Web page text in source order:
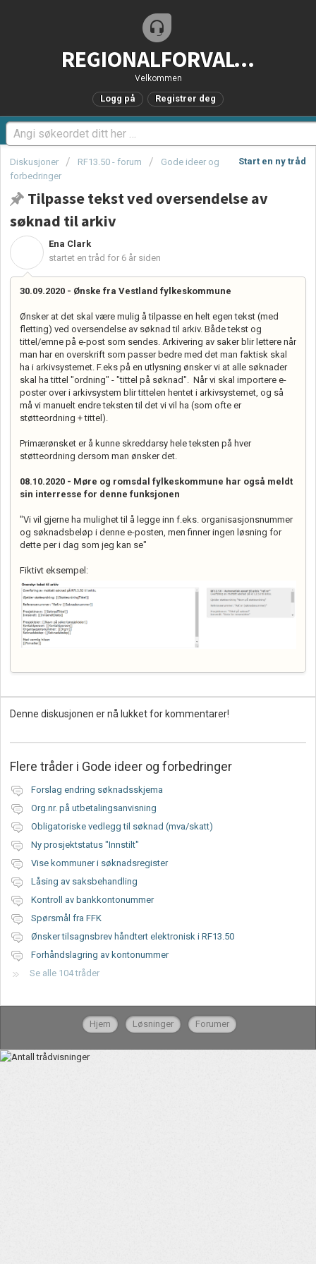
REGIONALFORVALTNING.no - Brukerstøtteportal
Velkommen
Logg på Registrer deg
Start en ny tråd
Diskusjoner RF13.50 - forum
Gode ideer og
forbedringer
Tilpasse tekst ved oversendelse av
søknad til arkiv
Ena Clark
startet en tråd for 6 år siden
30.09.2020 - Ønske fra Vestland fylkeskommune
Ønsker at det skal være mulig å tilpasse en helt egen tekst (med
fletting) ved oversendelse av søknad til arkiv. Både tekst og
tittel/emne på e-post som sendes. Arkivering av saker blir lettere når
man har en overskrift som passer bedre med det man faktisk skal
ha i arkivsystemet. F.eks på en utlysning ønsker vi at alle søknader
skal ha tittel "ordning" - "tittel på søknad". Når vi skal importere e-
poster over i arkivsystem blir tittelen hentet i arkivsystemet, og så
må vi manuelt endre teksten til det vi vil ha (som ofte er
støtteordning + tittel).
Primærønsket er å kunne skreddarsy hele teksten på hver
støtteordning dersom man ønsker det.
08.10.2020 - Møre og romsdal fylkeskommune har også meldt
sin interresse for denne funksjonen
"Vi vil gjerne ha mulighet til å legge inn f.eks. organisasjonsnummer
og søknadsbeløp i denne e-posten, men finner ingen løsning for
dette per i dag som jeg kan se"
Fiktivt eksempel:
Denne diskusjonen er nå lukket for kommentarer!
Flere tråder i Gode ideer og forbedringer
Forslag endring søknadsskjema
Org.nr. på utbetalingsanvisning
Obligatoriske vedlegg til søknad (mva/skatt)
Ny prosjektstatus "Innstilt"
Vise kommuner i søknadsregister
Låsing av saksbehandling
Kontroll av bankkontonummer
Spørsmål fra FFK
Ønsker tilsagnsbrev håndtert elektronisk i RF13.50
Forhåndslagring av kontonummer
Se alle 104 tråder
Hjem Løsninger Forumer